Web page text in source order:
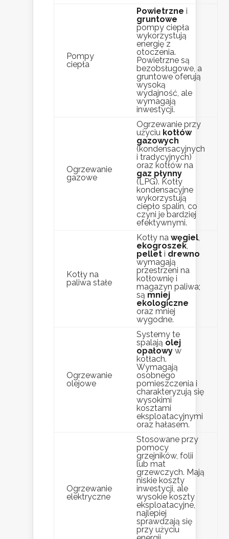
Pompy
ciepła
Powietrzne i
gruntowe
pompy ciepła
wykorzystują
energię z
otoczenia.
Powietrzne są
bezobsługowe, a
gruntowe oferują
wysoką
wydajność, ale
wymagają
inwestycji.
Ogrzewanie
gazowe
Ogrzewanie przy
użyciu kotłów
gazowych
(kondensacyjnych
i tradycyjnych)
oraz kotłów na
gaz płynny
(LPG). Kotły
kondensacyjne
wykorzystują
ciepło spalin, co
czyni je bardziej
efektywnymi.
Kotły na
paliwa stałe
Kotły na węgiel,
ekogroszek,
pellet i drewno
wymagają
przestrzeni na
kotłownię i
magazyn paliwa;
są mniej
ekologiczne
oraz mniej
wygodne.
Ogrzewanie
olejowe
Systemy te
spalają olej
opałowy w
kotłach.
Wymagają
osobnego
pomieszczenia i
charakteryzują się
wysokimi
kosztami
eksploatacyjnymi
oraz hałasem.
Ogrzewanie
elektryczne
Stosowane przy
pomocy
grzejników, folii
lub mat
grzewczych. Mają
niskie koszty
inwestycji, ale
wysokie koszty
eksploatacyjne,
najlepiej
sprawdzają się
przy użyciu